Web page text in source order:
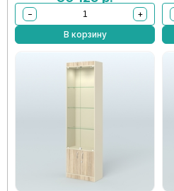
−
+
В корзину